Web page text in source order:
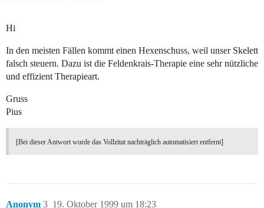
Hi
In den meisten Fällen kommt einen Hexenschuss, weil unser Skelett
falsch steuern. Dazu ist die Feldenkrais-Therapie eine sehr nützliche
und effizient Therapieart.
Gruss
Pius
[Bei dieser Antwort wurde das Vollzitat nachträglich automatisiert entfernt]
Anonym 19. Oktober 1999 um 18:23
3